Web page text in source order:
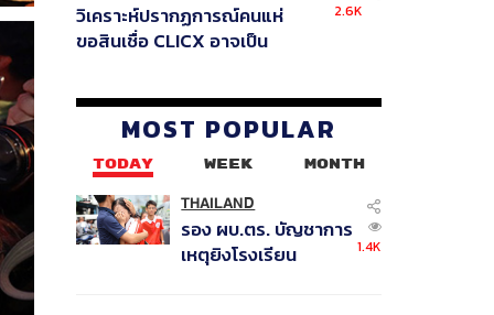
วิเคราะห์ปรากฏการณ์คนแห่
ขอสินเชื่อ CLICX อาจเป็น
ปัญหาหนี้ครัวเรือนไทยที่ถูกซุก
2.6K
MOST POPULAR
TODAY WEEK MONTH
THAILAND
รอง ผบ.ตร. บัญชาการ
เหตุยิงโรงเรียน
1.4K